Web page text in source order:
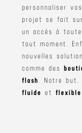
personnaliser
projet se fait
un accès à
tout moment.
nouvelles
comme des
flash . Notre
fluide et flexible